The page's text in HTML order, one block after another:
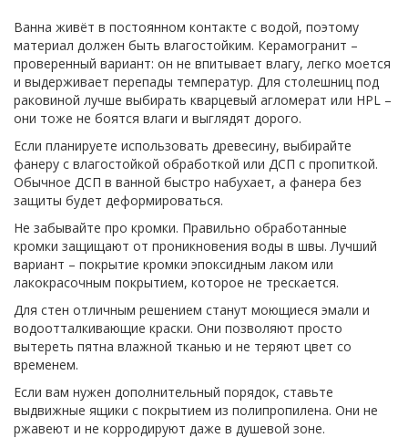
Ванна живёт в постоянном контакте с водой, поэтому
материал должен быть влагостойким. Керамогранит –
проверенный вариант: он не впитывает влагу, легко моется
и выдерживает перепады температур. Для столешниц под
раковиной лучше выбирать кварцевый агломерат или HPL –
они тоже не боятся влаги и выглядят дорого.
Если планируете использовать древесину, выбирайте
фанеру с влагостойкой обработкой или ДСП с пропиткой.
Обычное ДСП в ванной быстро набухает, а фанера без
защиты будет деформироваться.
Не забывайте про кромки. Правильно обработанные
кромки защищают от проникновения воды в швы. Лучший
вариант – покрытие кромки эпоксидным лаком или
лакокрасочным покрытием, которое не трескается.
Для стен отличным решением станут моющиеся эмали и
водоотталкивающие краски. Они позволяют просто
вытереть пятна влажной тканью и не теряют цвет со
временем.
Если вам нужен дополнительный порядок, ставьте
выдвижные ящики с покрытием из полипропилена. Они не
ржавеют и не корродируют даже в душевой зоне.